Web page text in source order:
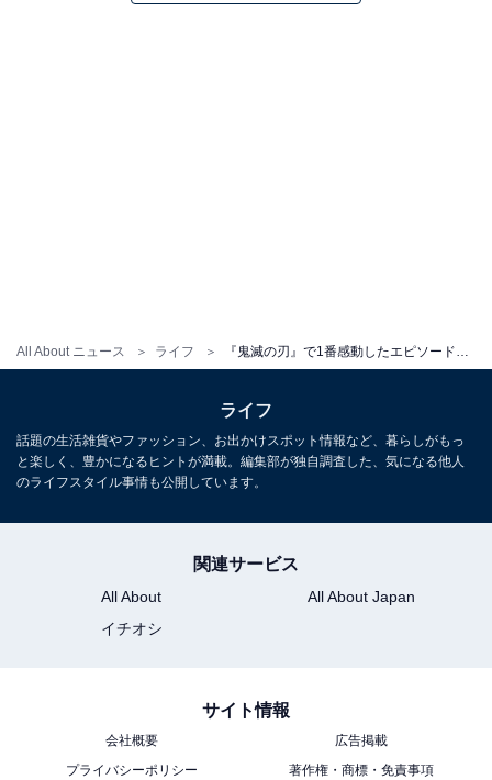
All About ニュース ライフ
「無限城編」原作16〜23巻（Amazonより）
ドが2位にランクイン。多くの柱が登場する苦しい最終
決戦。鬼側の過去について深掘りされているところも多
くの人の心に残っているようです。
ライフ
話題の生活雑貨やファッション、お出かけスポット情報など、暮らしがもっ
と楽しく、豊かになるヒントが満載。編集部が独自調査した、気になる他人
のライフスタイル事情も公開しています。
関連サービス
All About
All About Japan
イチオシ
サイト情報
会社概要
広告掲載
プライバシーポリシー
著作権・商標・免責事項